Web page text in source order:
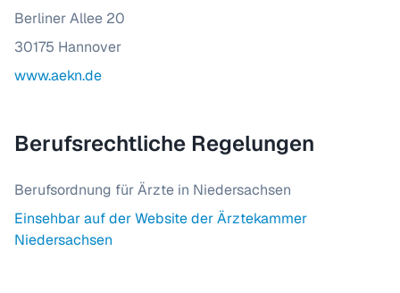
Berliner Allee 20
30175 Hannover
www.aekn.de
Berufsrechtliche Regelungen
Berufsordnung für Ärzte in Niedersachsen
Einsehbar auf der Website der Ärztekammer
Niedersachsen